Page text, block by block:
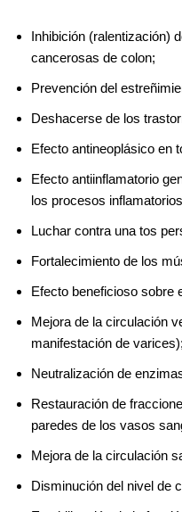
Inhibición (ralentización)
cancerosas de colon;
Prevención del
Deshacerse de los
Efecto antineoplásico en
Efecto antiinflamatorio
los procesos
Luchar contra una tos
Fortalecimiento de los
Efecto beneficioso sobre
Mejora de la circulación
manifestación de varices);
Neutralización de
Restauración de
paredes de los vasos
Mejora de la circulación
Disminución del nivel de